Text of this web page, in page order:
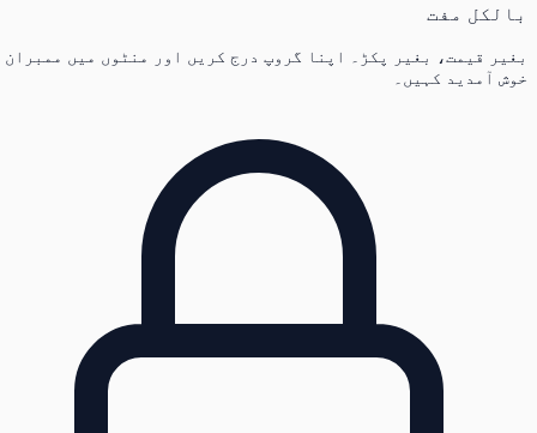
بالکل مفت
بغیر قیمت، بغیر پکڑ۔ اپنا گروپ درج کریں اور منٹوں میں ممبران
خوش آمدید کہیں۔